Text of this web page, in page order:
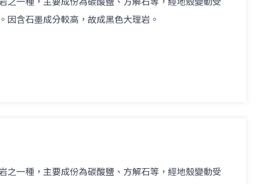
因含石墨成分較高，故成黑色大理岩。
之一種，主要成份為碳酸鹽、方解石等，經地殼變動受